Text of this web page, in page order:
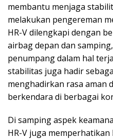
membantu menjaga
melakukan pengereman
HR-V dilengkapi dengan
airbag depan dan
penumpang dalam hal
stabilitas juga hadir
menghadirkan rasa aman
berkendara di berbagai
Di samping aspek
HR-V juga